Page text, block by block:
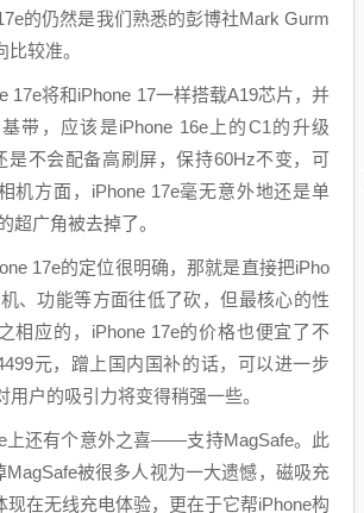
的仍然是我们熟悉的彭博社Mark Gurm
较准。
17e将和iPhone 17一样搭载A19芯片，并
带，应该是iPhone 16e上的C1的升级
是不会配备高刷屏，保持60Hz不变，可
机方面，iPhone 17e毫无意外地还是单
超广角被去掉了。
17e的定位很明确，那就是直接把iPho
、功能等方面往低了砍，但最核心的性
相应的，iPhone 17e的价格也便宜了不
元，蹭上国内国补的话，可以进一步
用户的吸引力将变得稍强一些。
上还有个意外之喜——支持MagSafe。此
MagSafe被很多人视为一大遗憾，磁吸充
现在无线充电体验，更在于它帮iPhone构